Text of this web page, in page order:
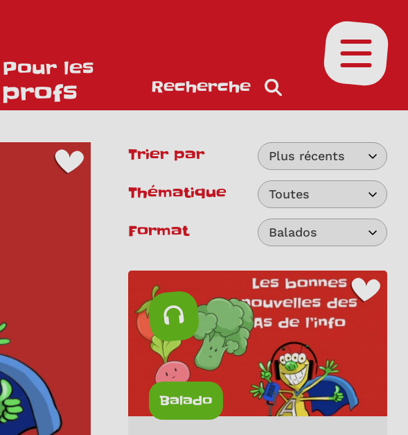
Pour les
profs Recherche
Ouvrir le
Trier par Plus récents
Thématique Toutes
Format Balados
Balado